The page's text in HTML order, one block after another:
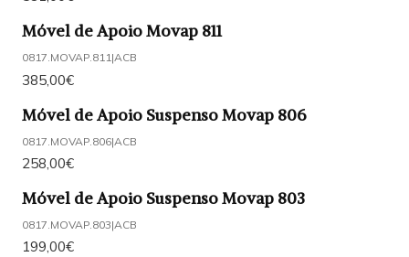
Móvel de Apoio Movap 811
0817.MOVAP.811|ACB
385,00€
Móvel de Apoio Suspenso Movap 806
0817.MOVAP.806|ACB
258,00€
Móvel de Apoio Suspenso Movap 803
0817.MOVAP.803|ACB
199,00€